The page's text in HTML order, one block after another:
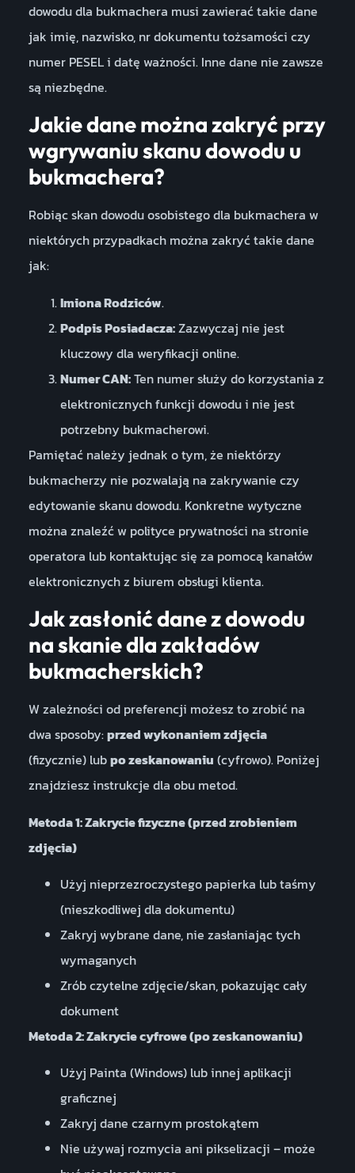
dowodu dla bukmachera musi zawierać takie dane
jak imię, nazwisko, nr dokumentu tożsamości czy
numer PESEL i datę ważności. Inne dane nie zawsze
są niezbędne.
Jakie dane można zakryć przy
wgrywaniu skanu dowodu u
bukmachera?
Robiąc skan dowodu osobistego dla bukmachera w
niektórych przypadkach można zakryć takie dane
jak:
Imiona Rodziców.
Podpis Posiadacza:Zazwyczaj nie jest
kluczowy dla weryfikacji online.
Numer CAN:Ten numer służy do korzystania z
elektronicznych funkcji dowodu i nie jest
potrzebny bukmacherowi.
Pamiętać należy jednak o tym, że niektórzy
bukmacherzy nie pozwalają na zakrywanie czy
edytowanie skanu dowodu. Konkretne wytyczne
można znaleźć w polityce prywatności na stronie
operatora lub kontaktując się za pomocą kanałów
elektronicznych z biurem obsługi klienta.
Jak zasłonić dane z dowodu
na skanie dla zakładów
bukmacherskich?
W zależności od preferencji możesz to zrobić na
dwa sposoby:przed wykonaniem zdjęcia
(fizycznie) lubpo zeskanowaniu (cyfrowo). Poniżej
znajdziesz instrukcje dla obu metod.
Metoda 1: Zakrycie fizyczne (przed zrobieniem
zdjęcia)
Użyj nieprzezroczystego papierka lub taśmy
(nieszkodliwej dla dokumentu)
Zakryj wybrane dane, nie zasłaniając tych
wymaganych
Zrób czytelne zdjęcie/skan, pokazując cały
dokument
Metoda 2: Zakrycie cyfrowe (po zeskanowaniu)
Użyj Painta (Windows) lub innej aplikacji
graficznej
Zakryj dane czarnym prostokątem
Nie używaj rozmycia ani pikselizacji – może